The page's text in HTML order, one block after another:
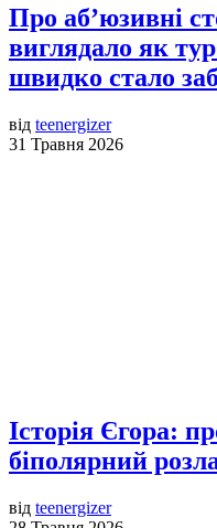
Про аб’юзивні
виглядало як
швидко стало
від teenergizer
31 Травня 2026
Історія Єгора:
біполярний
від teenergizer